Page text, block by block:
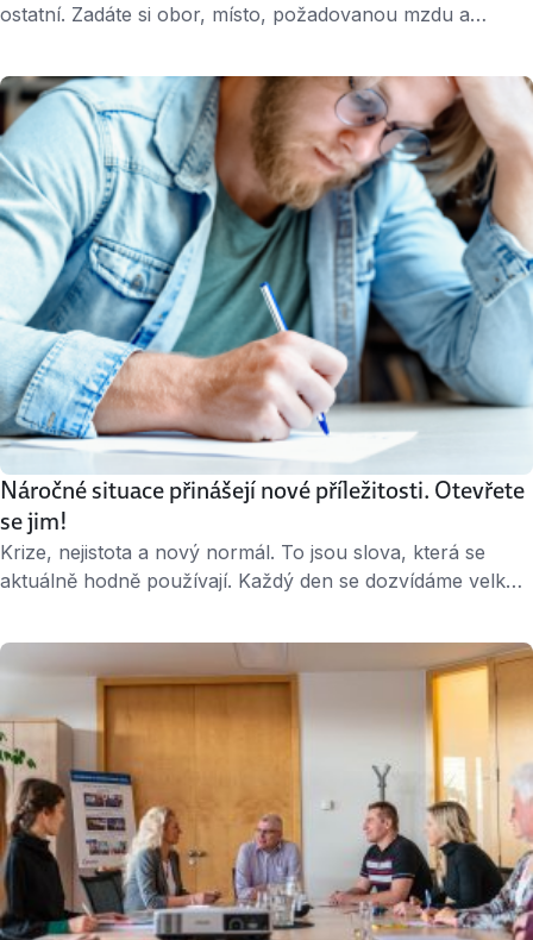
ostatní. Zadáte si obor, místo, požadovanou mzdu a
Jobs.cz, pomocník, který lidem hledá práci na míru.
Pomůže vám Na Jobs.cz je teď hromada nabídek.
Všechny je pročíst by trvalo… no, hodně dlouho. Agent
Jobs.cz je dokáže hlídat za …
Náročné situace přinášejí nové příležitosti. Otevřete
se jim!
Krize, nejistota a nový normál. To jsou slova, která se
aktuálně hodně používají. Každý den se dozvídáme velké
jsou všechny příjemné. Jak se s nimi vyrovnat a přeměnit
je v příležitosti? A to nejen v pracovním životě? Život je
změna Bude to znít jako klišé, ale náš život …